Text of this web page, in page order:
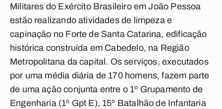
Militares do Exército Brasileiro em João Pessoa
estão realizando atividades de limpeza e
capinação no Forte de Santa Catarina, edificação
histórica construída em Cabedelo, na Região
Metropolitana da capital. Os serviços, executados
por uma média diária de 170 homens, fazem parte
de uma ação conjunta entre o 1º Grupamento de
Engenharia (1º Gpt E), 15º Batalhão de Infantaria